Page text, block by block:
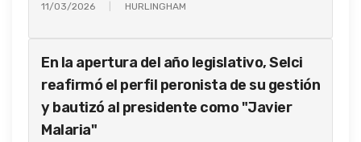
11/03/2026 HURLINGHAM
En la apertura del año legislativo, Selci
reafirmó el perfil peronista de su gestión
y bautizó al presidente como "Javier
Malaria"